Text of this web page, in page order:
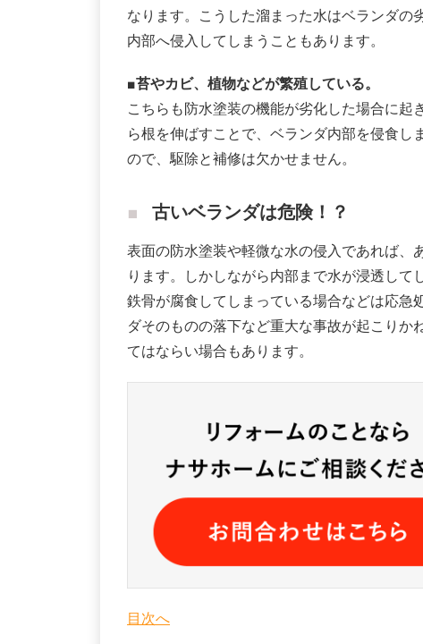
なります。こうした溜まった水はベランダの
内部へ侵入してしまうこともあります。
■苔やカビ、植物などが繁殖している。
こちらも防水塗装の機能が劣化した場合に
ら根を伸ばすことで、ベランダ内部を侵食
ので、駆除と補修は欠かせません。
古いベランダは危険！？
表面の防水塗装や軽微な水の侵入であれば、
ります。しかしながら内部まで水が浸透し
鉄骨が腐食してしまっている場合などは応急
ダそのものの落下など重大な事故が起こりか
てはならい場合もあります。
目次へ